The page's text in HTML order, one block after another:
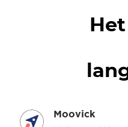
Moovick